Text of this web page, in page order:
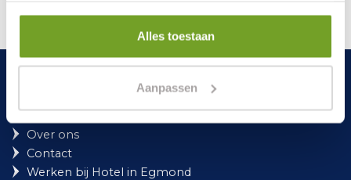
Alles toestaan
Aanpassen
HotelinEgmond.nl
Over ons
Contact
Werken bij Hotel in Egmond